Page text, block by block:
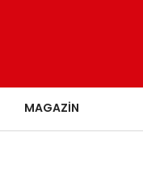
MAGAZIN